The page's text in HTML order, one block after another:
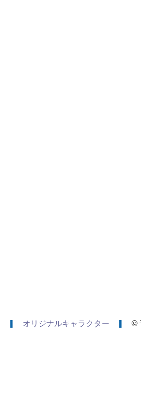
オリジナルキャラクター ©